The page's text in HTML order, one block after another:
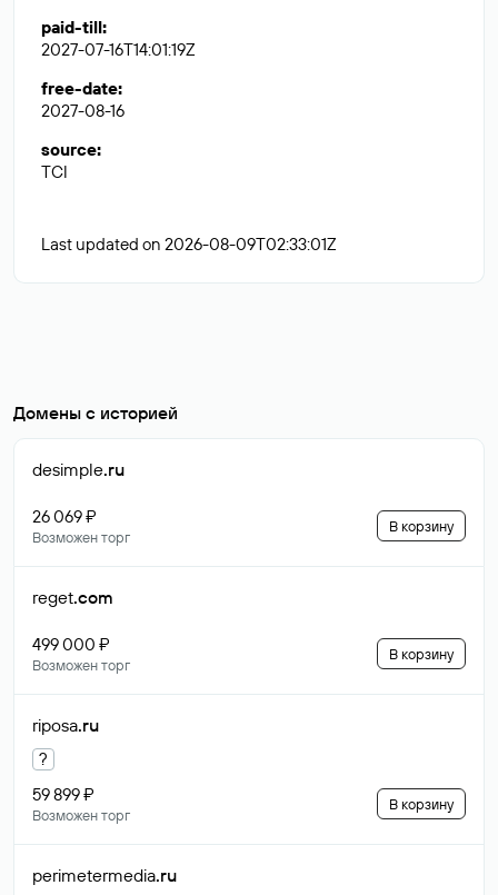
paid-till:
2027-07-16T14:01:19Z
free-date:
2027-08-16
source:
TCI
Last updated on 2026-08-09T02:33:01Z
Домены с историей
desimple.ru
26 069 ₽
Возможен торг
В корзину
reget.com
499 000 ₽
Возможен торг
В корзину
riposa.ru
?
59 899 ₽
Возможен торг
В корзину
perimetermedia.ru